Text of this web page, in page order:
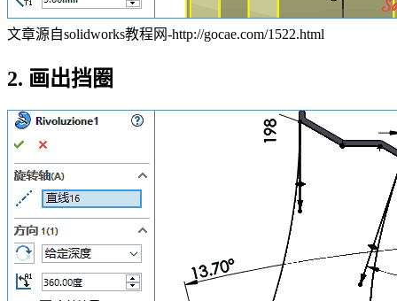
文章源自solidworks教程网-http://gocae.com/1522.html
2. 画出挡圈